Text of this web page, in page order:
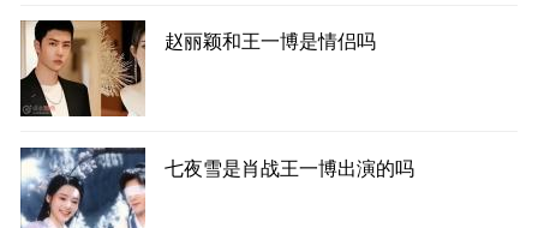
赵丽颖和王一博是情侣吗
七夜雪是肖战王一博出演的吗